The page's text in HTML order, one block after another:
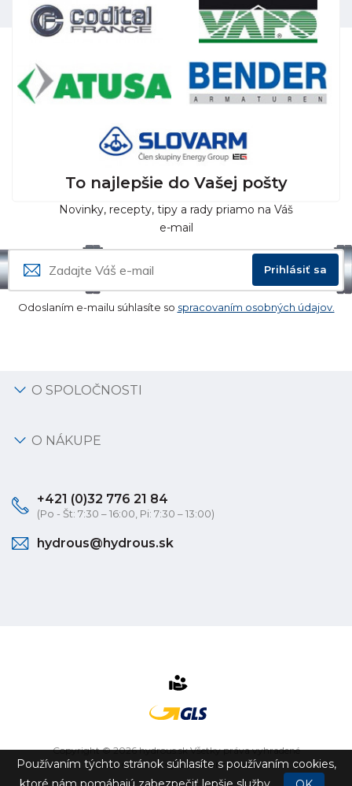
To najlepšie do Vašej pošty
Novinky, recepty, tipy a rady priamo na Váš
e-mail
Prihlásiť sa
Odoslaním e-mailu súhlasíte so spracovaním osobných údajov.
O SPOLOČNOSTI
O NÁKUPE
+421 (0)32 776 21 84
(Po - Št: 7:30 – 16:00, Pi: 7:30 – 13:00)
hydrous@hydrous.sk
Copyright © 2026 hydrous.sk Všetky práva vyhradené
eshop na mieruvytvorilovibration.sk
Používaním týchto stránok súhlasíte s používaním cookies,